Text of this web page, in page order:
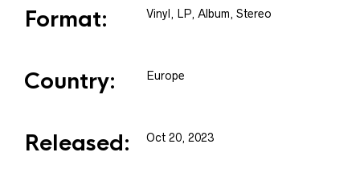
Format: Vinyl , LP, Album, Stereo
Country: Europe
Released: Oct 20, 2023